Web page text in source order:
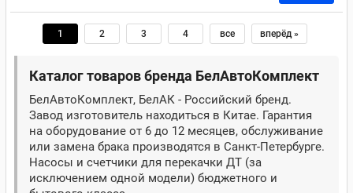
1 2 3 4 все вперёд »
Каталог товаров бренда БелАвтоКомплект
БелАвтоКомплект, БелАК - Российский бренд.
Завод изготовитель находиться в Китае. Гарантия
на оборудование от 6 до 12 месяцев, обслуживание
или замена брака производятся в Санкт-Петербурге.
Насосы и счетчики для перекачки ДТ (за
исключением одной модели) бюджетного и